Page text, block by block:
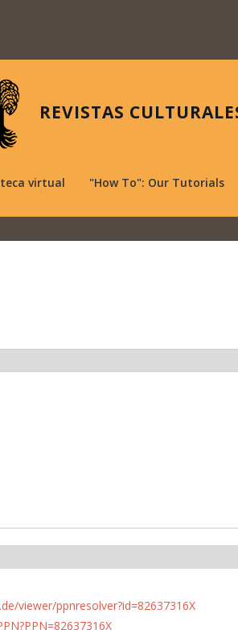
REVISTAS
virtual "How To": Our Tutorials
viewer/ppnresolver?id=82637316X